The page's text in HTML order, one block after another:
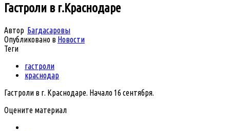
Гастроли в г.Краснодаре
Автор Багдасаровы
Опубликовано в Новости
Теги
гастроли
краснодар
Гастроли в г. Краснодаре. Начало 16 сентября.
Оцените материал